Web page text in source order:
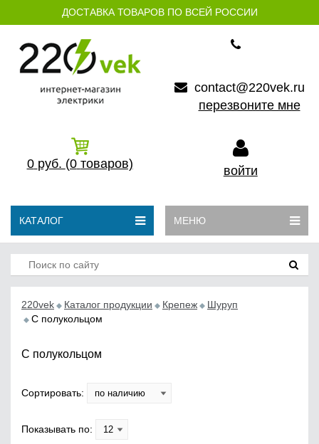
ДОСТАВКА ТОВАРОВ ПО ВСЕЙ РОССИИ
contact@220vek.ru
перезвоните мне
0 руб. (0 товаров) войти
КАТАЛОГ МЕНЮ
220vek Каталог продукции Крепеж
Шуруп
С полукольцом
С полукольцом
Сортировать:
Показывать по: